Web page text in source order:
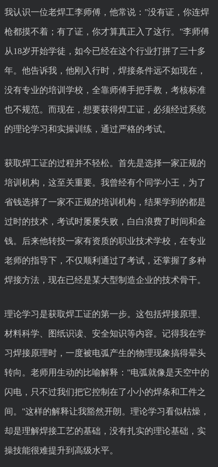
我认识一位老焊工李师傅，他常说："没有证，你连焊
枪都摸不着；有了证，你才算真正入了这行。"李师傅
从18岁开始学徒，如今已经在这个行业打拼了三十多
年。他告诉我，他刚入行时，焊接条件远不如现在，
没有专业的培训学校，全靠师傅手把手教，考核标准
也不规范。而现在，想要获得焊工证，必须经过系统
的理论学习和实操训练，通过严格的考试。
获取焊工证的过程并不轻松。首先是选择一家正规的
培训机构，这至关重要。我曾经有个同学小王，为了
省钱选择了一家不正规的培训机构，结果学到的都是
过时的技术，考试时屡屡失败，白白浪费了时间和金
钱。后来他转投一家有资质的职业技术学校，在专业
老师的指导下，不仅顺利通过了考试，还掌握了多种
焊接方法，现在已经是某大型制造企业的技术骨干。
理论学习是获取焊工证的第一步。这包括焊接原理、
材料科学、图纸识读、安全知识等内容。记得我在学
习焊接原理时，一度被电弧产生的物理现象搞得晕头
转向。老师用生动的比喻解释："电弧就像是天空中的
闪电，只不过我们把它控制在了小小的焊条和工件之
间。"这样的解释让我豁然开朗。理论学习看似枯燥，
却是理解焊接工艺的基础，没有扎实的理论基础，实
操技能很难提升到高级水平。